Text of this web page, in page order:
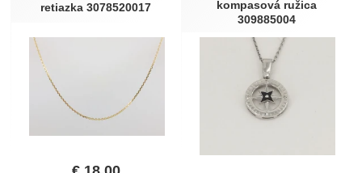
retiazka 3078520017
kompasová ružica
309885004